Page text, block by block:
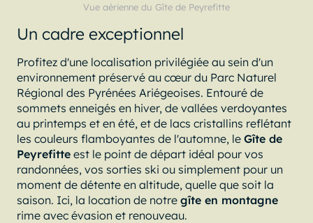
Vue aérienne du Gîte de Peyrefitte
Un cadre exceptionnel
Profitez d'une localisation privilégiée au sein d'un
environnement préservé au cœur du Parc Naturel
Régional des Pyrénées Ariégeoises. Entouré de
sommets enneigés en hiver, de vallées verdoyantes
au printemps et en été, et de lacs cristallins reflétant
les couleurs flamboyantes de l'automne, le Gîte de
Peyrefitte est le point de départ idéal pour vos
randonnées, vos sorties ski ou simplement pour un
moment de détente en altitude, quelle que soit la
saison. Ici, la location de notre gîte en montagne
rime avec évasion et renouveau.